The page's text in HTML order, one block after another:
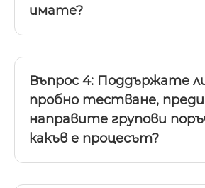
имате?
Въпрос 4: Поддържате
пробно тестване,
направите групови
какъв е процесът?